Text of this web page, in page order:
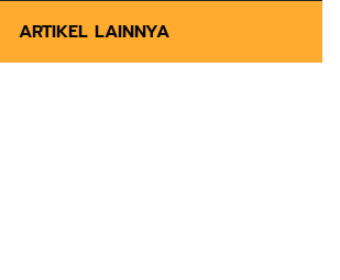
ARTIKEL LAINNYA